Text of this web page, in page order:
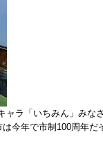
ャラ「いちみん」みな
今年で市制100周年だ